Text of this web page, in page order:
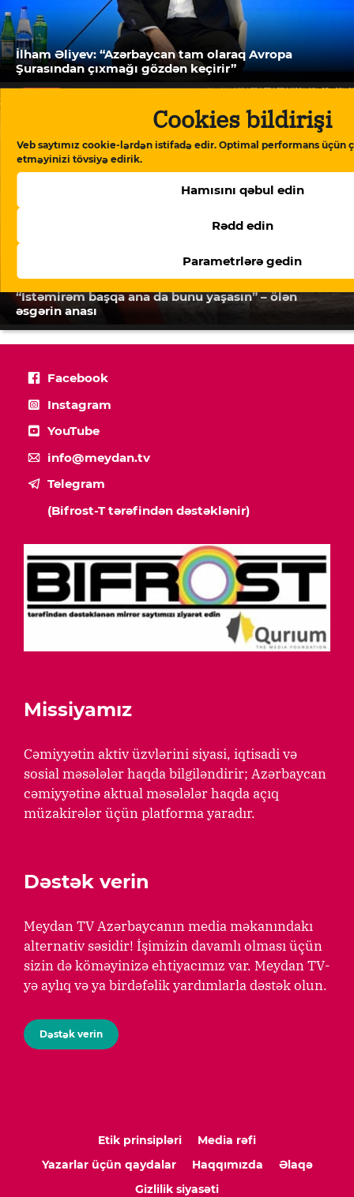
Cookies bildirişi
Veb saytımız cookie-lərdən istifadə edir. Optimal performans üçün
etməyinizi tövsiyə edirik.
Hamısını qəbul edin
Rədd edin
Parametrlərə gedin
İlham Əliyev: “Azərbaycan tam olaraq Avropa
Şurasından çıxmağı gözdən keçirir”
“İstəmirəm başqa ana da bunu yaşasın” – ölən
əsgərin anası
Facebook
Instagram
YouTube
info@meydan.tv
Telegram
(Bifrost-T tərəfindən dəstəklənir)
Missiyamız
Cəmiyyətin aktiv üzvlərini siyasi, iqtisadi və
sosial məsələlər haqda bilgiləndirir; Azərbaycan
cəmiyyətinə aktual məsələlər haqda açıq
müzakirələr üçün platforma yaradır.
Dəstək verin
Meydan TV Azərbaycanın media məkanındakı
alternativ səsidir! İşimizin davamlı olması üçün
sizin də köməyinizə ehtiyacımız var. Meydan TV-
yə aylıq və ya birdəfəlik yardımlarla dəstək olun.
Dəstək verin
Etik prinsipləri
Media rəfi
Yazarlar üçün qaydalar
Haqqımızda
Əlaqə
Gizlilik siyasəti